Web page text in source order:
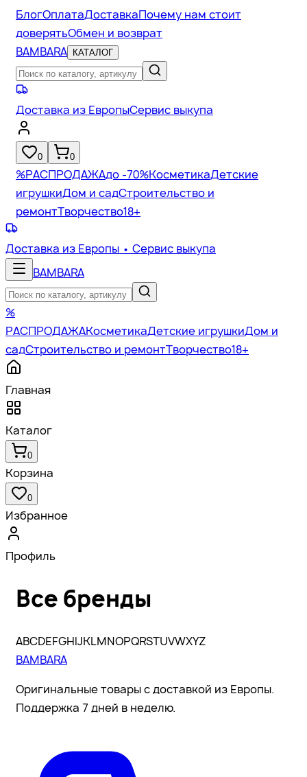
БлогОплатаДоставкаПочему нам стоит
доверятьОбмен и возврат
BAMBARA
КАТАЛОГ
Доставка из ЕвропыСервис выкупа
0 0
%РАСПРОДАЖАдо -70%КосметикаДетские
игрушкиДом и садСтроительство и
ремонтТворчество18+
Доставка из Европы • Сервис выкупа
BAMBARA
%
РАСПРОДАЖАКосметикаДетские игрушкиДом и
садСтроительство и ремонтТворчество18+
Главная
Каталог
0
Корзина
0
Избранное
Профиль
Все бренды
ABCDEFGHIJKLMNOPQRSTUVWXYZ
BAMBARA
Оригинальные товары с доставкой из Европы.
Поддержка 7 дней в неделю.